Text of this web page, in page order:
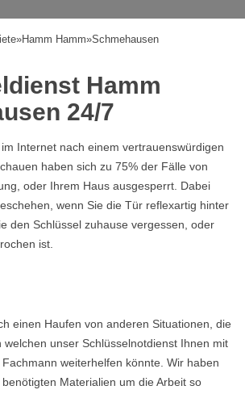
»Hamm Hamm»Schmehausen
Hamm
24/7
Internet nach einem vertrauenswürdigen
haben sich zu 75% der Fälle von
oder Ihrem Haus ausgesperrt. Dabei
wenn Sie die Tür reflexartig hinter
den Schlüssel zuhause vergessen, oder
ist.
einen Haufen von anderen Situationen, die
unser Schlüsselnotdienst Ihnen mit
weiterhelfen könnte. Wir haben
Materialien um die Arbeit so